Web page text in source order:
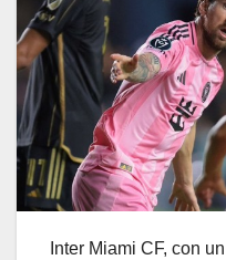
Inter Miami CF, con